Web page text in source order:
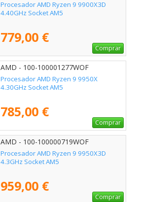
Procesador AMD Ryzen 9 9900X3D
4.40GHz Socket AM5
779,00 €
Comprar
AMD - 100-100001277WOF
Procesador AMD Ryzen 9 9950X
4.30GHz Socket AM5
785,00 €
Comprar
AMD - 100-100000719WOF
Procesador AMD Ryzen 9 9950X3D
4.3GHz Socket AM5
959,00 €
Comprar